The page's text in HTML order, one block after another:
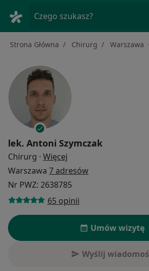
Czego szukasz?
Strona Główna Chirurg Warszawa
lek. Antoni Szymczak
Chirurg · Więcej
Warszawa 7 adresów
Nr PWZ: 2638785
65 opinii
Umów wizytę
Wyślij